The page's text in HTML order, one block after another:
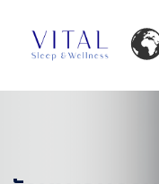
content